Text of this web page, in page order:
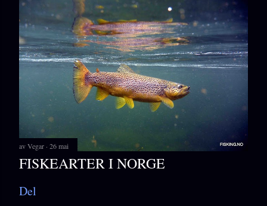
avVegar 26 mai
FISKEARTER I NORGE
Del